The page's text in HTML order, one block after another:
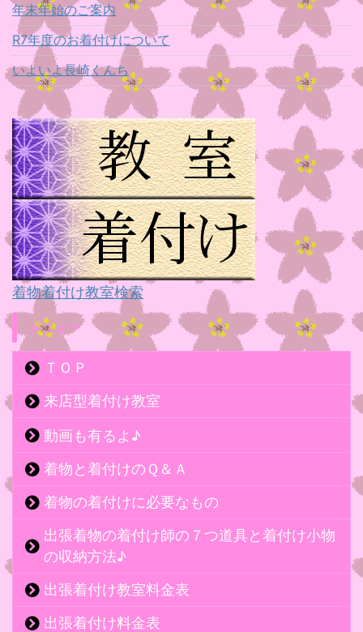
年末年始のご案内
R7年度のお着付けについて
いよいよ長崎くんち
着物着付け教室検索
メニュー
ＴＯＰ
来店型着付け教室
動画も有るよ♪
着物と着付けのＱ＆Ａ
着物の着付けに必要なもの
出張着物の着付け師の７つ道具と着付け小物
の収納方法♪
出張着付け教室料金表
出張着付け料金表